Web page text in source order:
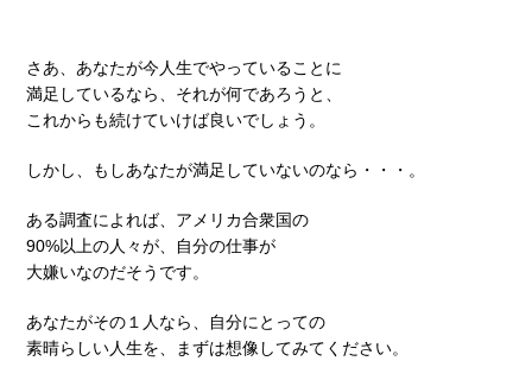
さあ、あなたが今人生でやっていることに
満足しているなら、それが何であろうと、
これからも続けていけば良いでしょう。
しかし、もしあなたが満足していないのなら・・・。
ある調査によれば、アメリカ合衆国の
90%以上の人々が、自分の仕事が
大嫌いなのだそうです。
あなたがその１人なら、自分にとっての
素晴らしい人生を、まずは想像してみてください。